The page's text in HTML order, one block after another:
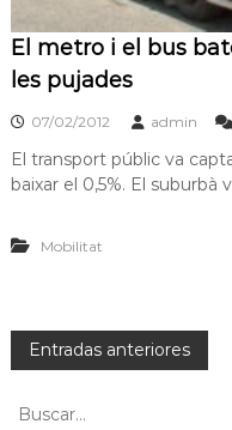
El metro i el bus
les pujades
07/02/2012 admin
El transport públic va
baixar el 0,5%. El suburbà
Mobilitat
Entradas anteriores